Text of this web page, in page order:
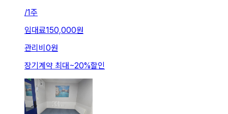
/1주
임대료150,000원
관리비 0원
장기계약 최대~20%할인